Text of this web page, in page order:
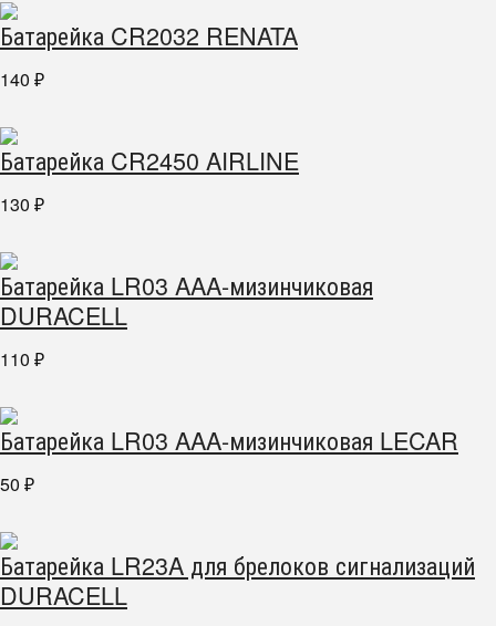
Батарейка CR2032 RENATA
140 ₽
Батарейка CR2450 AIRLINE
130 ₽
Батарейка LR03 AAA-мизинчиковая
DURACELL
110 ₽
Батарейка LR03 AAA-мизинчиковая LECAR
50 ₽
Батарейка LR23A для брелоков сигнализаций
DURACELL